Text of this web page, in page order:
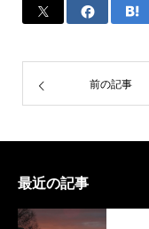
前の記事
最近の記事